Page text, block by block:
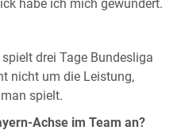
habe ich mich gewundert.
drei Tage Bundesliga
nicht um die Leistung,
spielt.
Achse im Team an?